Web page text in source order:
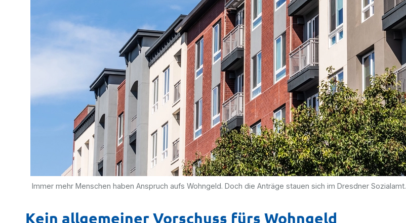
Immer mehr Menschen haben Anspruch aufs Wohngeld. Doch die Anträge stauen sich im Dresdner Sozialamt.
Kein allgemeiner Vorschuss fürs Wohngeld